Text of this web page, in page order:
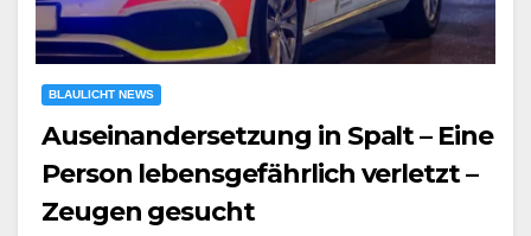
BLAULICHT NEWS
Auseinandersetzung in Spalt – Eine
Person lebensgefährlich verletzt –
Zeugen gesucht